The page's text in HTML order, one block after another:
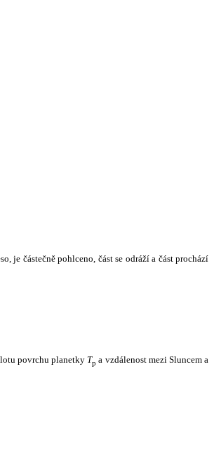
je částečně pohlceno, část se odráží a část prochází
povrchu planetky Tp a vzdálenost mezi Sluncem a